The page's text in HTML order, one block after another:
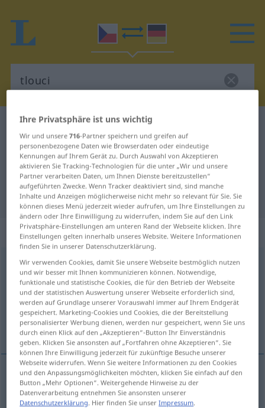
Tschechisch-Deutsch Wörterbuch
Tschechisch-Deutsch Übersetzung
für "tlouci"
"tlouci" Deutsch Übersetzung
„tlouci“
tlouci,tlouct<tluču, tloukl, tlučen;tluč!> ( po-) (za-)
Übersicht aller Übersetzungen
(Für mehr Details die Übersetzung anklicken/antippen)
schlagen, klopfen, zerstoßen
schlagen tlouci
Ihre Privatsphäre ist uns wichtig
Wir und unsere716-Partner speichern und greifen auf
personenbezogene Daten wie Browserdaten oder eindeutige
Kennungen auf Ihrem Gerät zu. Durch Auswahl von Akzeptieren
aktivieren Sie Tracking-Technologien für die unter „Wir und unsere
Partner verarbeiten Daten, um Ihnen Dienste bereitzustellen“
aufgeführten Zwecke. Wenn Tracker deaktiviert sind, sind manche
Inhalte und Anzeigen möglicherweise nicht mehr so relevant für Sie. Sie
können dieses Menü jederzeit wieder aufrufen, um Ihre Einstellungen zu
ändern oder Ihre Einwilligung zu widerrufen, indem Sie auf den Link
Privatsphäre-Einstellungen am unteren Rand der Webseite klicken. Ihre
Einstellungen gelten innerhalb unseres Website. Weitere Informationen
finden Sie in unserer Datenschutzerklärung.
Wir verwenden Cookies, damit Sie unsere Webseite bestmöglich nutzen
und wir besser mit Ihnen kommunizieren können. Notwendige,
funktionale und statistische Cookies, die für den Betrieb der Webseite
und der statistischen Auswertung unserer Webseite erforderlich sind,
werden auf Grundlage unserer Vorauswahl immer auf Ihrem Endgerät
gespeichert. Marketing-Cookies und Cookies, die der Bereitstellung
personalisierter Werbung dienen, werden nur gespeichert, wenn Sie uns
durch einen Klick auf den „Akzeptieren“-Button Ihr Einverständnis
geben. Klicken Sie ansonsten auf „Fortfahren ohne Akzeptieren“. Sie
können Ihre Einwilligung jederzeit für zukünftige Besuche unserer
Webseite widerrufen. Wenn Sie weitere Informationen zu den Cookies
und den Anpassungsmöglichkeiten möchten, klicken Sie einfach auf den
Button „Mehr Optionen“. Weitergehende Hinweise zu der
Datenverarbeitung entnehmen Sie ansonsten unserer
Datenschutzerklärung. Hier finden Sie unserImpressum.